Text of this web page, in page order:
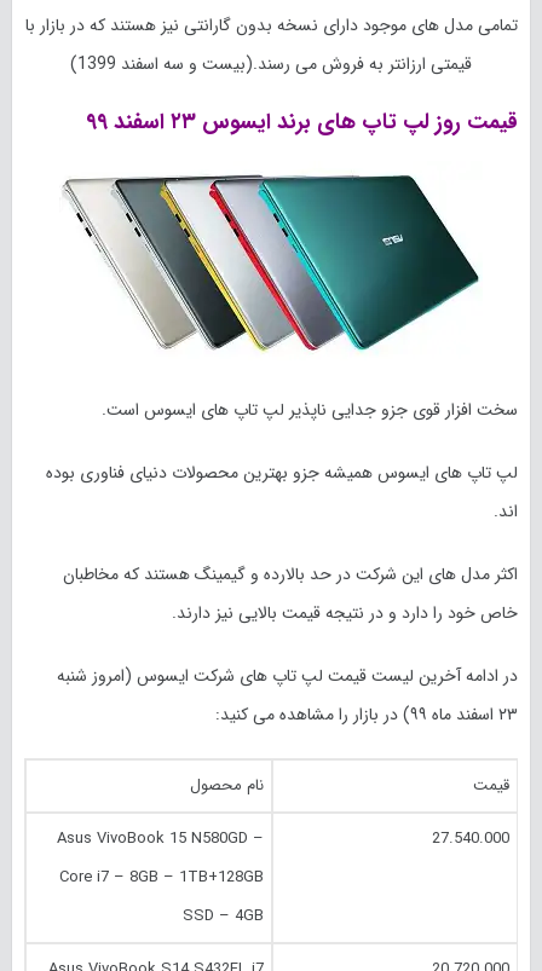
تمامی مدل های موجود دارای نسخه بدون گارانتی نیز هستند که در بازار با
قیمتی ارزانتر به فروش می رسند.(بیست و سه اسفند 1399)
قیمت روز لپ تاپ های برند ایسوس ۲۳ اسفند ۹۹
سخت افزار قوی جزو جدایی ناپذیر لپ تاپ های ایسوس است.
لپ تاپ های ایسوس همیشه جزو بهترین محصولات دنیای فناوری بوده
اند.
اکثر مدل های این شرکت در حد بالارده و گیمینگ هستند که مخاطبان
خاص خود را دارد و در نتیجه قیمت بالایی نیز دارند.
در ادامه آخرین لیست قیمت لپ تاپ های شرکت ایسوس (امروز شنبه
۲۳ اسفند
ماه ۹۹) در بازار را مشاهده می کنید:
قیمت نام محصول
27.540.000
Asus VivoBook 15 N580GD –
Core i7 – 8GB – 1TB+128GB
SSD – 4GB